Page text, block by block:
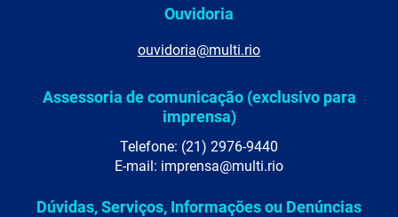
Ouvidoria
ouvidoria@multi.rio
Assessoria de comunicação (exclusivo para
imprensa)
Telefone: (21) 2976-9440
E-mail: imprensa@multi.rio
Dúvidas, Serviços, Informações ou Denúncias